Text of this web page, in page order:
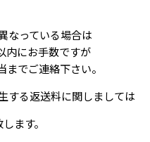
なっている場合は
内にお手数ですが
でご連絡下さい。
する返送料に関しましては
ます。